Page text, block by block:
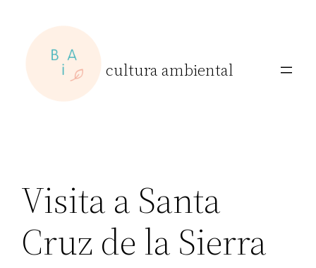
content
cultura ambiental
Visita a Santa
Cruz de la Sierra